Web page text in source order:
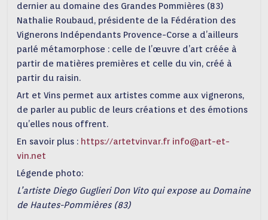
dernier au domaine des Grandes Pommières (83)
Nathalie Roubaud, présidente de la Fédération des
Vignerons Indépendants Provence-Corse a d’ailleurs
parlé métamorphose : celle de l’œuvre d’art créée à
partir de matières premières et celle du vin, créé à
partir du raisin.
Art et Vins permet aux artistes comme aux vignerons,
de parler au public de leurs créations et des émotions
qu’elles nous offrent.
En savoir plus : https://artetvinvar.fr info@art-et-
vin.net
Légende photo:
L’artiste Diego Guglieri Don Vito qui expose au Domaine
de Hautes-Pommières (83)